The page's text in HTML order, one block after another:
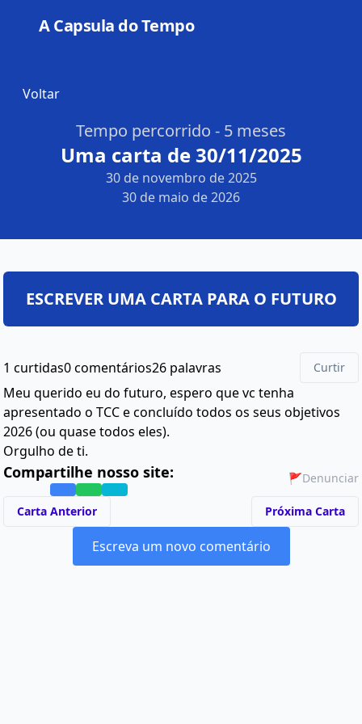
A Capsula do Tempo
Voltar
Tempo percorrido - 5 meses
Uma carta de 30/11/2025
30 de novembro de 2025
30 de maio de 2026
1 curtidas0 comentários26 palavras Curtir
Meu querido eu do futuro, espero que vc tenha
apresentado o TCC e concluído todos os seus objetivos
2026 (ou quase todos eles).
Orgulho de ti.
Compartilhe nosso site: 🚩Denunciar
Carta Anterior Próxima Carta
Escreva um novo comentário
ESCREVER UMA CARTA PARA O FUTURO